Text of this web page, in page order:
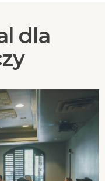
dla